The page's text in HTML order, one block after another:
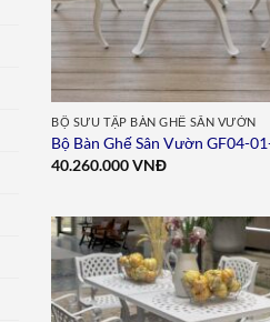
BỘ SƯU TẬP BÀN GHẾ SÂN VƯỜN
Bộ Bàn Ghế Sân Vườn GF04-
40.260.000VNĐ